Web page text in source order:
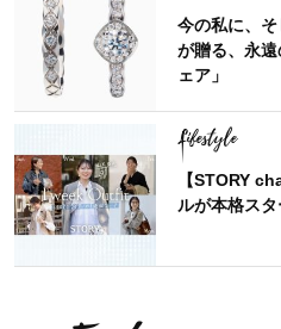
今の私に、そ
が贈る、永
ェア」
Lifestyle
【STORY
ルが本格スタ